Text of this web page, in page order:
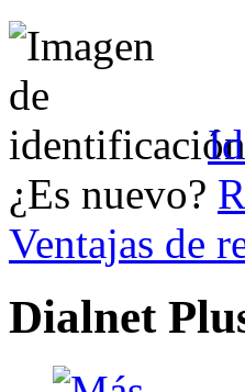
¿Es nuevo?
Ventajas de
Dialnet